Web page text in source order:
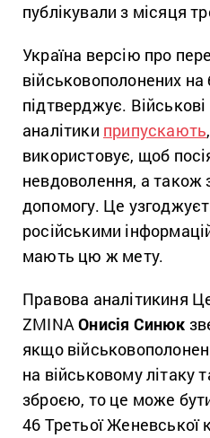
публікували з місяця
Україна версію про
військовополонених на
підтверджує. Військові
аналітики припускають
використовує, щоб
невдоволення, а також
допомогу. Це
російськими
мають цю ж мету.
Правова аналітикиня
ZMINAОнисія Синюк
якщо
на військовому літаку
зброєю, то це може
46 Третьої Женевської